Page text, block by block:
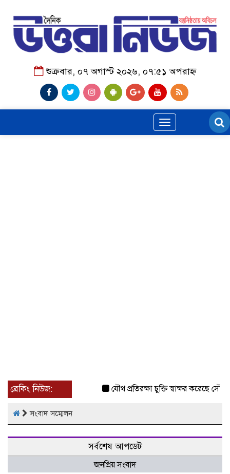
শুক্রবার, ০৭ অগাস্ট ২০২৬, ০৭:৫১ অপরাহ্ন
Toggle
navigation
ব্রেকিং নিউজ: যৌথ প্রতিরক্ষা চুক্তি স্বাক্ষর করেছে সৌদি-
সংবাদ সম্মেলন
সর্বশেষ আপডেট
জনপ্রিয় সংবাদ